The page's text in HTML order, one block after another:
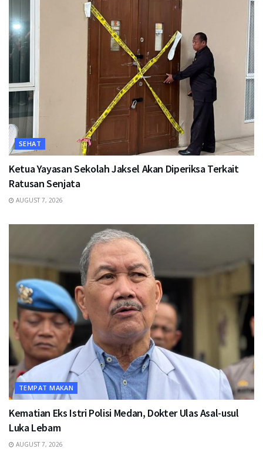
SEHAT
Ketua Yayasan Sekolah Jaksel Akan Diperiksa Terkait
Ratusan Senjata
AUGUST 7, 2026
TEMPAT MAKAN
Kematian Eks Istri Polisi Medan, Dokter Ulas Asal-usul
Luka Lebam
AUGUST 7, 2026